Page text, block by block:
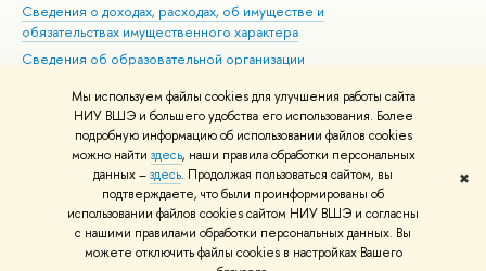
Мы используем файлы cookies для улучшения работы сайта
НИУ ВШЭ и большего удобства его использования. Более
подробную информацию об использовании файлов cookies
можно найти здесь, наши правила обработки персональных
данных –здесь. Продолжая пользоваться сайтом, вы
подтверждаете, что были проинформированы об
использовании файлов cookies сайтом НИУ ВШЭ и согласны
с нашими правилами обработки персональных данных. Вы
можете отключить файлы cookies в настройках Вашего
✖
Сведения о доходах, расходах, об имуществе и
обязательствах имущественного характера
Сведения об образовательной организации
Людям с ограниченными возможностями здоровья
Единая платежная страница
Работа в Вышке
© НИУ ВШЭ 1993–2026 Адреса и контакты Условия использования
материалов Политика конфиденциальности Карта сайта
Шрифты HSE Sans и HSE Slab разработаны вШколе дизайна НИУ ВШЭ